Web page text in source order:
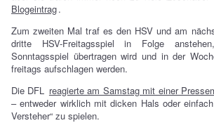
Blogeintrag.
Zum zweiten Mal traf es den HSV und am
dritte HSV-Freitagsspiel in Folge
Sonntagsspiel übertragen wird und in der
freitags aufschlagen werden.
Die DFL reagierte am Samstag mit einer
– entweder wirklich mit dicken Hals oder
Versteher“ zu spielen.